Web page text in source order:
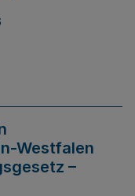
Westfalen
–